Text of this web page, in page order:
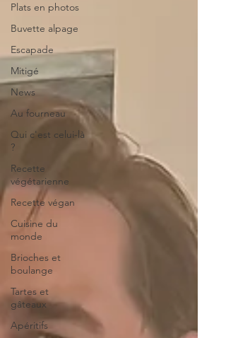
Plats en photos
Buvette alpage
Escapade
Mitigé
News
Au fourneau
Qui c'est celui-là
?
Recette
végétarienne
Recette végan
Cuisine du
monde
Brioches et
boulange
Tartes et
gâteaux
Apéritifs